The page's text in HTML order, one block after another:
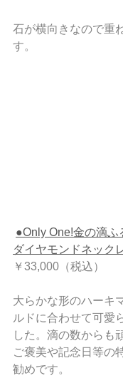
石が横向きなので重
す。
●Only One!金の滴ふ
ダイヤモンドネック
￥33,000（税込）
大らかな形のハーキ
ルドに合わせて可愛
した。滴の数からも
ご褒美や記念日等の
勧めです。